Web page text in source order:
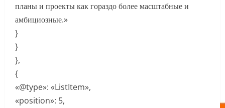
планы и проекты как гораздо более масштабные и
амбициозные.»
}
}
},
{
«@type»: «ListItem»,
«position»: 5,